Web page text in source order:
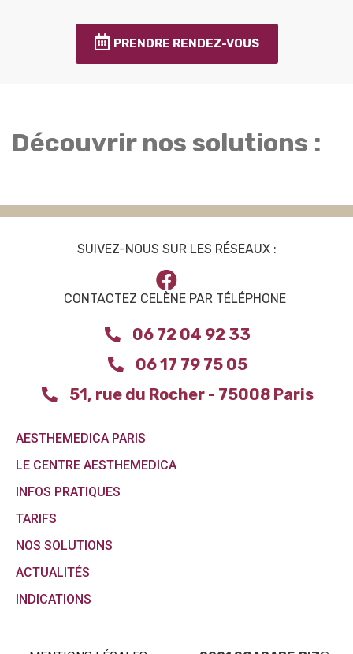
PRENDRE RENDEZ-VOUS
Découvrir nos solutions :
SUIVEZ-NOUS SUR LES RÉSEAUX :
CONTACTEZ CELÈNE PAR TÉLÉPHONE
06 72 04 92 33
06 17 79 75 05
51, rue du Rocher - 75008 Paris
AESTHEMEDICA PARIS
LE CENTRE AESTHEMEDICA
INFOS PRATIQUES
TARIFS
NOS SOLUTIONS
ACTUALITÉS
INDICATIONS